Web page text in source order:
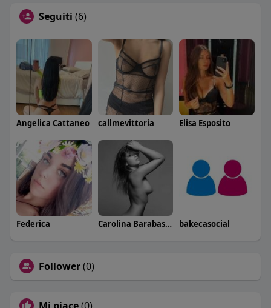
Seguiti (6)
Angelica Cattaneo callmevittoria Elisa Esposito
Federica Carolina Barabaschi bakecasocial
Follower(0)